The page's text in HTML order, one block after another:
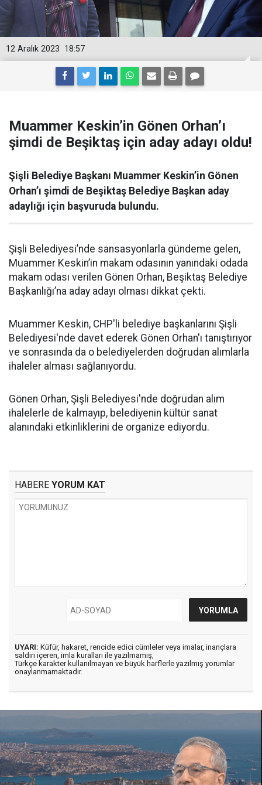
18:57
12 Aralık 2023
Muammer Keskin’in Gönen Orhan’ı
şimdi de Beşiktaş için aday adayı oldu!
Şişli Belediye Başkanı Muammer Keskin’in Gönen
Orhan’ı şimdi de Beşiktaş Belediye Başkan aday
adaylığı için başvuruda bulundu.
Şişli Belediyesi’nde sansasyonlarla gündeme gelen,
Muammer Keskin’in makam odasının yanındaki odada
makam odası verilen Gönen Orhan, Beşiktaş Belediye
Başkanlığı’na aday adayı olması dikkat çekti.
Muammer Keskin, CHP'li belediye başkanlarını Şişli
Belediyesi'nde davet ederek Gönen Orhan'ı tanıştırıyor
ve sonrasında da o belediyelerden doğrudan alımlarla
ihaleler alması sağlanıyordu.
Gönen Orhan, Şişli Belediyesi'nde doğrudan alım
ihalelerle de kalmayıp, belediyenin kültür sanat
alanındaki etkinliklerini de organize ediyordu.
HABERE YORUM KAT
UYARI: Küfür, hakaret, rencide edici cümleler veya imalar, inançlara
saldırı içeren, imla kuralları ile yazılmamış,
Türkçe karakter kullanılmayan ve büyük harflerle yazılmış yorumlar
onaylanmamaktadır.